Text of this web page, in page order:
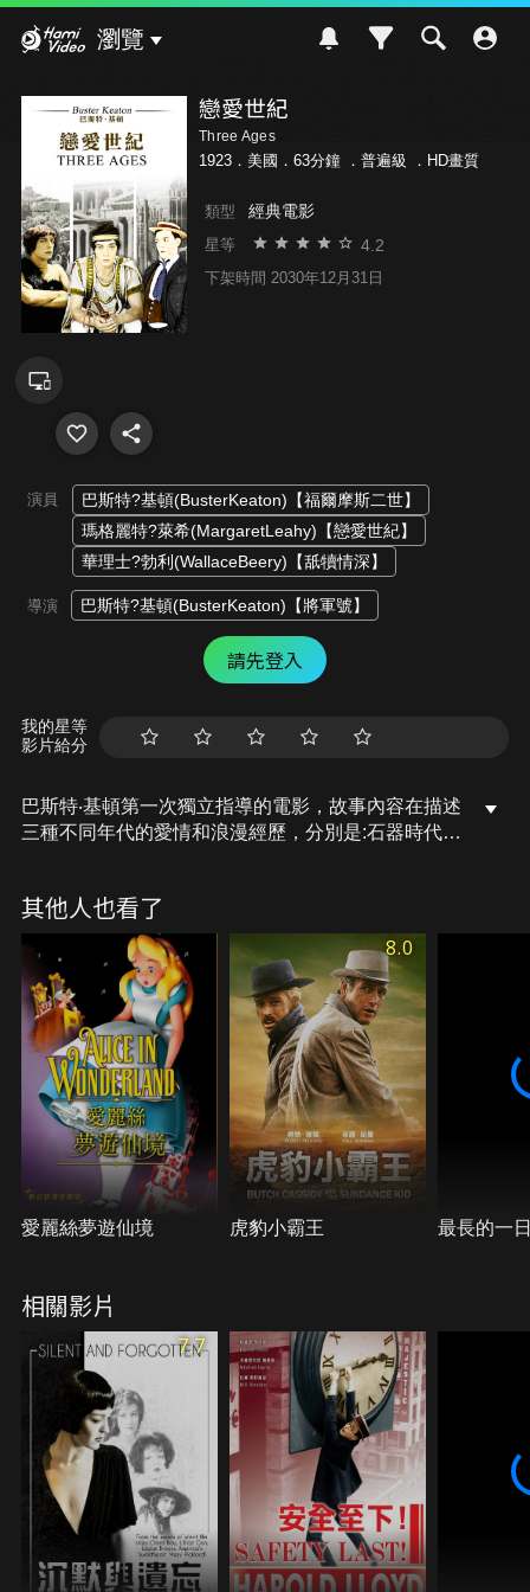
瀏覽
戀愛世紀
Three Ages
1923．美國．63分鐘 ． 普遍級 ．HD畫質
類型 經典電影
星等 4.2
下架時間 2030年12月31日
演員
巴斯特?基頓(BusterKeaton)【福爾摩斯二世】
瑪格麗特?萊希(MargaretLeahy)【戀愛世紀】
華理士?勃利(WallaceBeery)【舐犢情深】
導演 巴斯特?基頓(BusterKeaton)【將軍號】
請先登入
我的星等
影片給分
巴斯特‧基頓第一次獨立指導的電影，故事內容在描述
三種不同年代的愛情和浪漫經歷，分別是:石器時代、
愛…
其他人也看了
愛麗絲夢遊仙境
8.0
虎豹小霸王 最長的一
相關影片
7.7